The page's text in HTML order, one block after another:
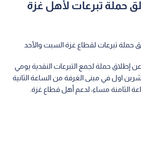
حملة تبرعات لأهل غزة
حملة تبرعات لقطاع غزة السبت والأحد
عن إطلاق حملة لجمع التبرعات النقدية يومي
و الأحد 14 و15 تشرين اول في مبنى الغرفة من الساعة الثانية
الثامنة مساء، لدعم أهل قطاع غزة.